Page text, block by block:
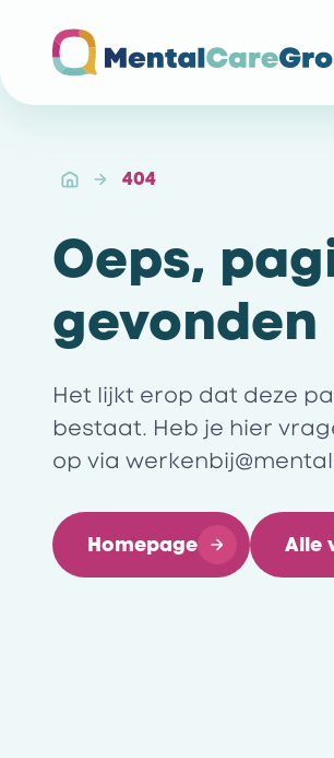
404
Oeps,
gevonden
Het lijkt erop dat deze
bestaat. Heb je hier
op via
Homepage Alle